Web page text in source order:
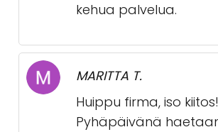
kehua palvelua.
MARITTA T.
Huippu firma, iso kiitos!
Pyhäpäivänä